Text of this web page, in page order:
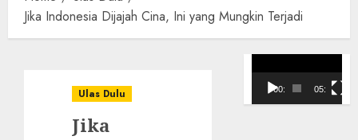
Jika Indonesia Dijajah Cina, Ini yang Mungkin Terjadi
Ulas Dulu
Jika
Video
00:00 05:10